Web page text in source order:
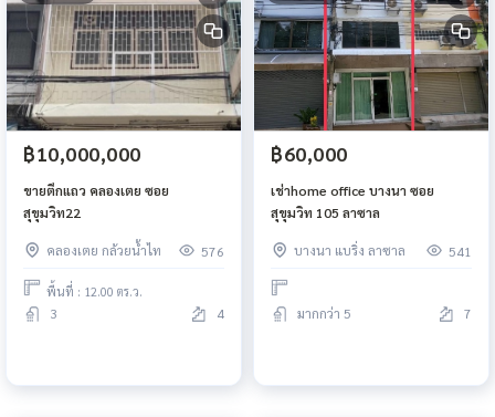
฿10,000,000
ขายตึกแถว คลองเตย ซอย
สุขุมวิท22
คลองเตย กล้วยน้ำไท 576
พื้นที่ : 12.00 ตร.ว.
3 4
฿60,000
เช่าhome office บางนา ซอย
สุขุมวิท 105 ลาซาล
บางนา แบริ่ง ลาซาล 541
มากกว่า 5 7